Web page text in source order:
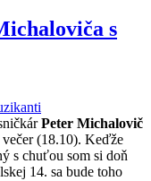
s
Peter Michalovič
(18.10). Keďže
s chuťou som si doň
14. sa bude toho